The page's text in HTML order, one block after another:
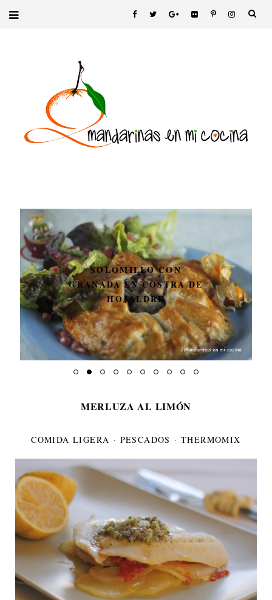
SOLOMILLO CON
GRANADA EN COSTRA DE
HOJALDRE
MERLUZA AL LIMÓN
COMIDA LIGERA · PESCADOS ·THERMOMIX